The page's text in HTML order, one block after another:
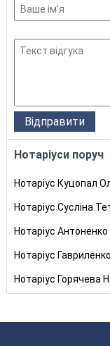
Нотаріуси поруч
Нотаріус Куцопал
Нотаріус Сусліна
Нотаріус
Нотаріус
Нотаріус Горячева